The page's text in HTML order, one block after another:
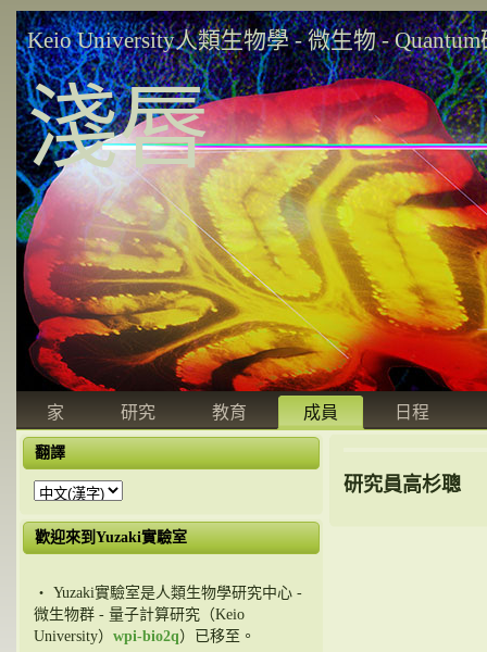
Keio University人類生物學 - 微生物 -
淺唇
家 研究 教育 成員 日程
翻譯
歡迎來到Yuzaki實驗室
・ Yuzaki實驗室是人類生物學研究中心 -
微生物群 - 量子計算研究（Keio
University） wpi-bio2q）已移至。
研究員高杉聰